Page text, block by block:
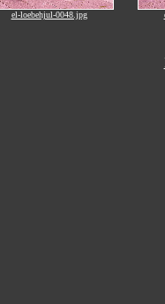
el-loebehjul-0048.jpg